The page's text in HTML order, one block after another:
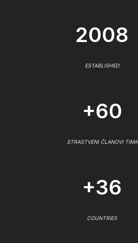
2008
ESTABLISHED
+60
STRASTVENI ČLANOVI TIMA
+36
COUNTRIES